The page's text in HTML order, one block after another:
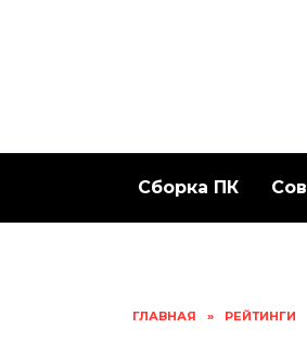
Сборка ПК
ГЛАВНАЯ » РЕЙТИНГИ